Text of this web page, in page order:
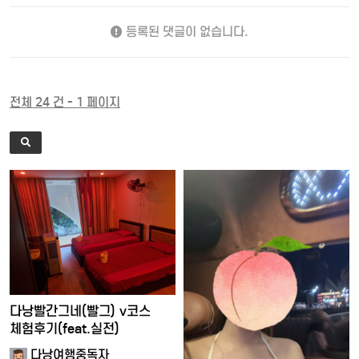
등록된 댓글이 없습니다.
전체 24 건 - 1 페이지
다낭빨간그네(빨그) v코스
체험후기(feat.실전)
다낭여행중독자